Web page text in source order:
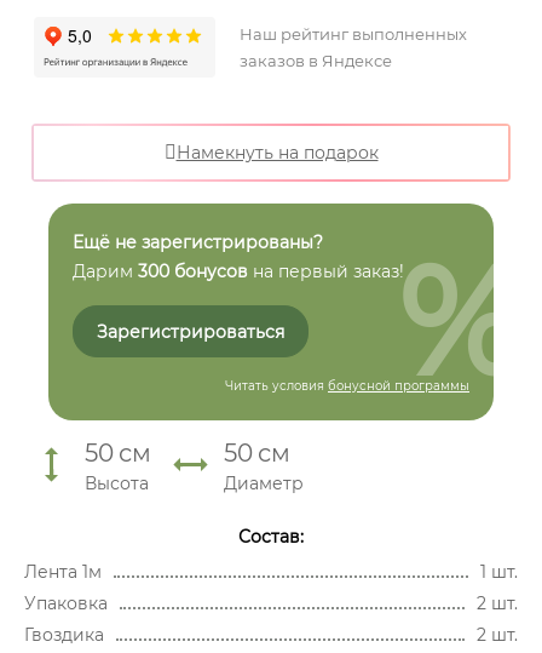
Наш рейтинг выполненных
заказов в Яндексе
Намекнуть на подарок
Ещё не зарегистрированы?
Дарим 300 бонусов на первый заказ!
Зарегистрироваться
Читать условия бонусной программы
%
50 см
Высота
50 см
Диаметр
Состав:
Лента 1м
1 шт.
Упаковка
2 шт.
Гвоздика
2 шт.